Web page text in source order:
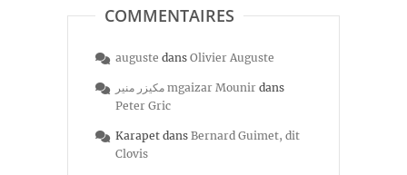
COMMENTAIRES
auguste dans Olivier Auguste
مكيزر منير mgaizar Mounir dans
Peter Gric
Karapet dans Bernard Guimet, dit
Clovis